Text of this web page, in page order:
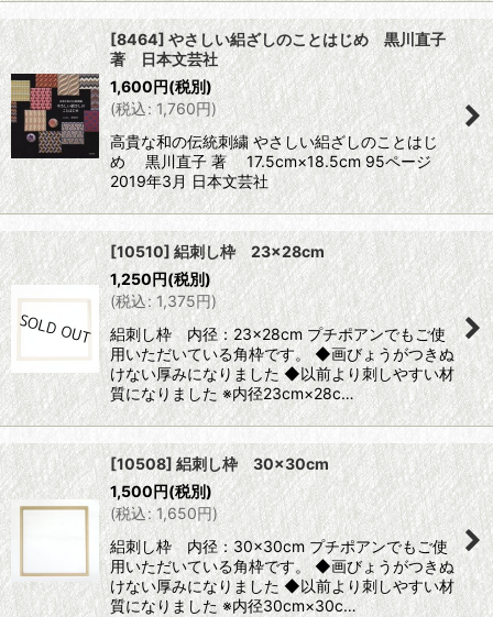
[8464] やさしい絽ざしのことはじめ 黒川直子
著 日本文芸社
1,600円(税別)
(税込: 1,760円)
高貴な和の伝統刺繍 やさしい絽ざしのことはじ
め 黒川直子 著 17.5cm×18.5cm 95ページ
2019年3月 日本文芸社
[10510] 絽刺し枠 23×28cm
1,250円(税別)
(税込: 1,375円)
絽刺し枠 内径：23×28cm プチポアンでもご使
用いただいている角枠です。 ◆画びょうがつきぬ
けない厚みになりました ◆以前より刺しやすい材
質になりました ※内径23cm×28c…
[10508] 絽刺し枠 30×30cm
1,500円(税別)
(税込: 1,650円)
絽刺し枠 内径：30×30cm プチポアンでもご使
用いただいている角枠です。 ◆画びょうがつきぬ
けない厚みになりました ◆以前より刺しやすい材
質になりました ※内径30cm×30c…